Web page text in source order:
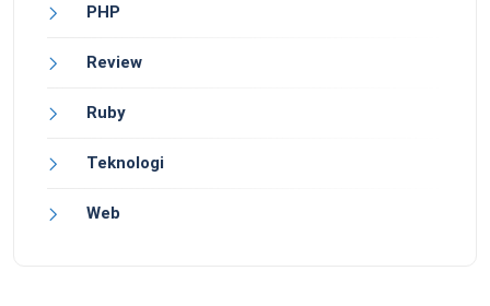
PHP
Review
Ruby
Teknologi
Web